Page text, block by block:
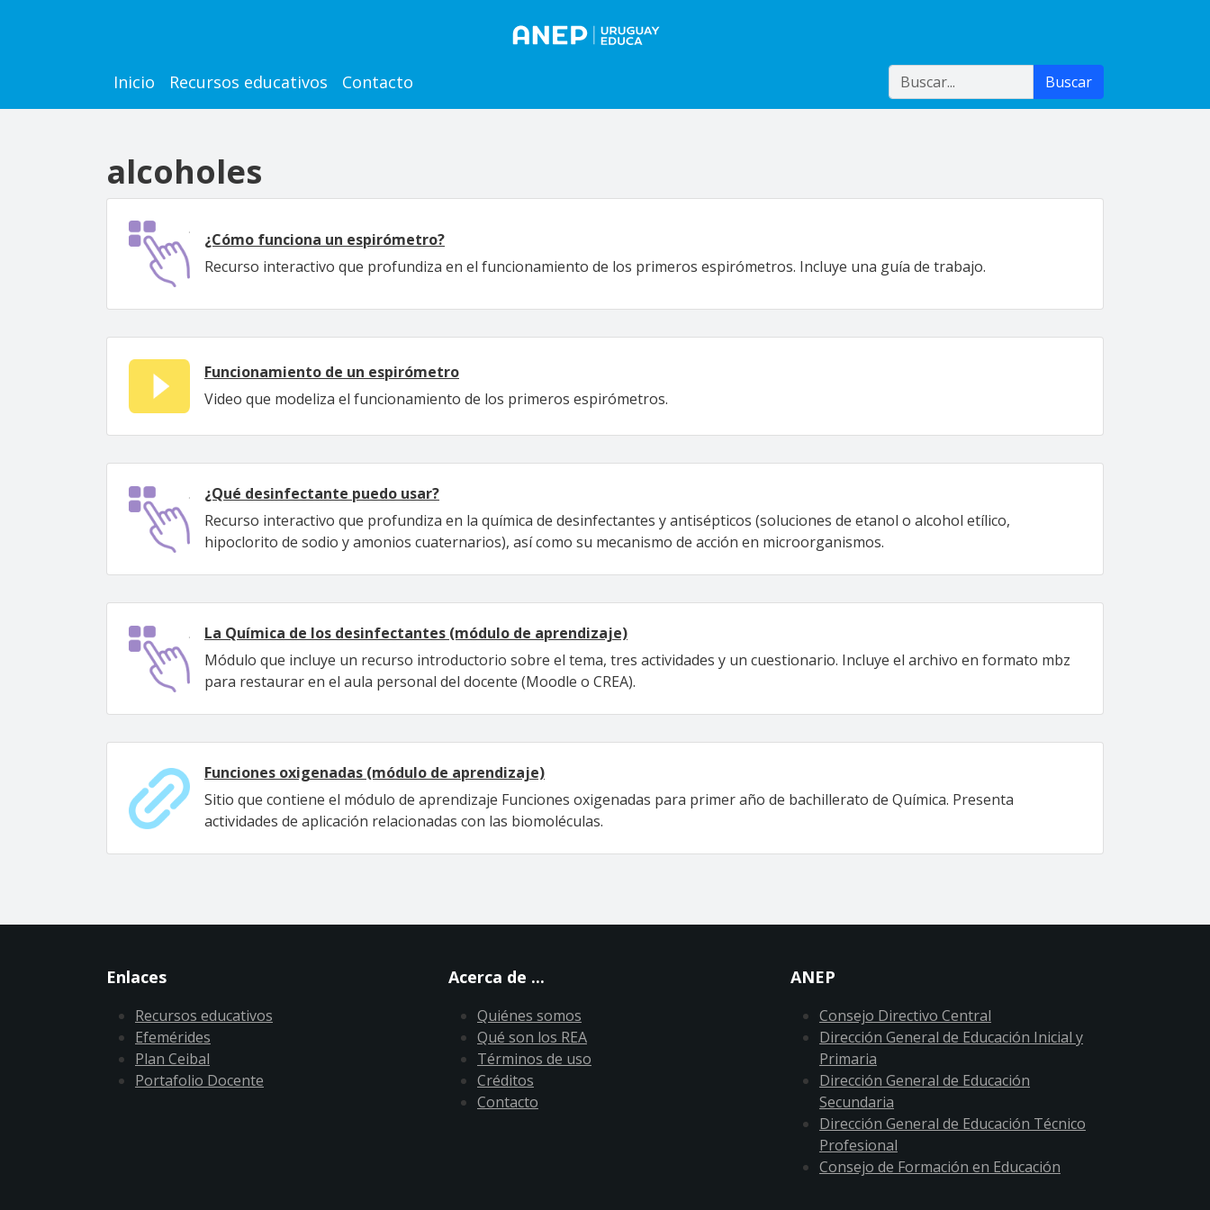
Main navigation
Inicio Recursos educativos Contacto Buscar Buscar
alcoholes
¿Cómo funciona un espirómetro?
Recurso interactivo que profundiza en el funcionamiento de los primeros espirómetros. Incluye una guía de trabajo.
Funcionamiento de un espirómetro
Video que modeliza el funcionamiento de los primeros espirómetros.
¿Qué desinfectante puedo usar?
Recurso interactivo que profundiza en la química de desinfectantes y antisépticos (soluciones de etanol o alcohol etílico,
hipoclorito de sodio y amonios cuaternarios), así como su mecanismo de acción en microorganismos.
La Química de los desinfectantes (módulo de aprendizaje)
Módulo que incluye un recurso introductorio sobre el tema, tres actividades y un cuestionario. Incluye el archivo en formato mbz
para restaurar en el aula personal del docente (Moodle o CREA).
Funciones oxigenadas (módulo de aprendizaje)
Sitio que contiene el módulo de aprendizaje Funciones oxigenadas para primer año de bachillerato de Química. Presenta
actividades de aplicación relacionadas con las biomoléculas.
Enlaces
Recursos educativos
Efemérides
Plan Ceibal
Portafolio Docente
Acerca de ...
Quiénes somos
Qué son los REA
Términos de uso
Créditos
Contacto
ANEP
Consejo Directivo Central
Dirección General de Educación Inicial y
Primaria
Dirección General de Educación
Secundaria
Dirección General de Educación Técnico
Profesional
Consejo de Formación en Educación